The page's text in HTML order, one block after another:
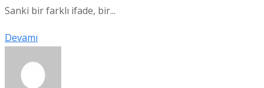
Sanki bir farklı ifade, bir...
Devamı